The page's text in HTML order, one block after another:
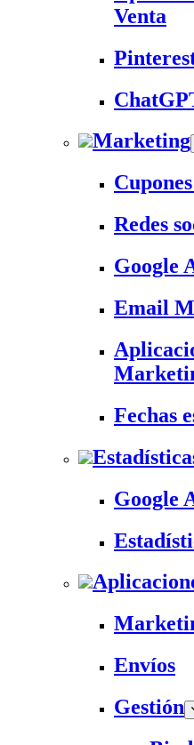
Venta
Marketing
Redes
Google
Email
Fechas
Google
Envíos
Gestión